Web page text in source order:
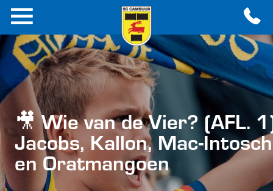
🎥 Wie van de Vier? (AFL.
Jacobs, Kallon, Mac-Intosch
en Oratmangoen